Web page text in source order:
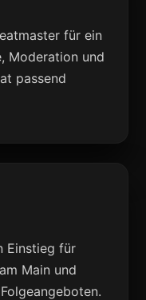
für ein
Moderation und
passend
Einstieg für
Main und